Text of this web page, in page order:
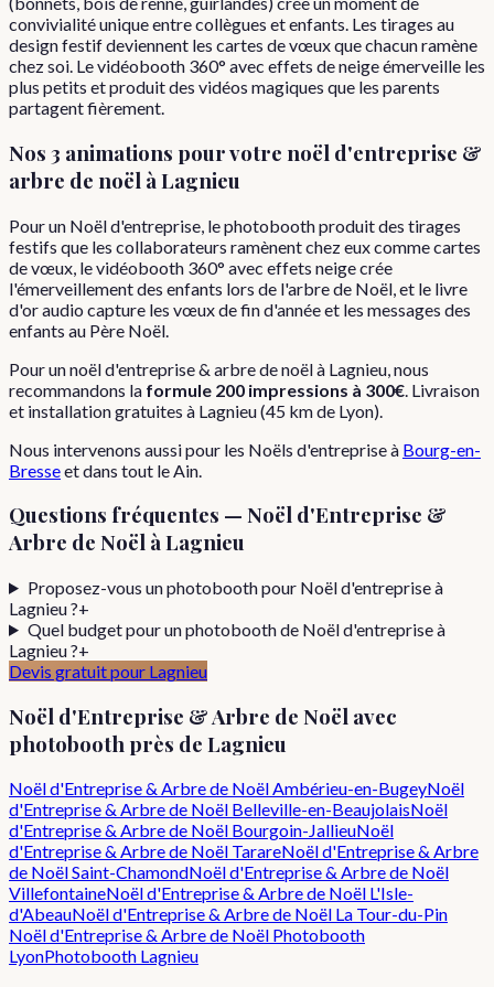
convivialité unique entre collègues et enfants. Les tirages au
design festif deviennent les cartes de vœux que chacun ramène
chez soi. Le vidéobooth 360° avec effets de neige émerveille les
plus petits et produit des vidéos magiques que les parents
partagent fièrement.
Nos 3 animations pour votre noël d'entreprise &
arbre de noël à Lagnieu
Pour un Noël d'entreprise, le photobooth produit des tirages
festifs que les collaborateurs ramènent chez eux comme cartes
de vœux, le vidéobooth 360° avec effets neige crée
l'émerveillement des enfants lors de l'arbre de Noël, et le livre
d'or audio capture les vœux de fin d'année et les messages des
enfants au Père Noël.
Pourunnoël d'entreprise & arbre de noëlà Lagnieu , nous
recommandons la formule 200 impressions à 300€ . Livraison
et installation gratuites à Lagnieu(45 km de Lyon).
Nous intervenons aussi pour les Noëls d'entrepriseà Bourg-en-
Bresseet dans tout le Ain
Questions fréquentes — Noël d'Entreprise &
Arbre de Noël àLagnieu
Proposez-vous un photobooth pour Noël d'entreprise à
Lagnieu ?+
Quel budget pour un photobooth de Noël d'entreprise à
Lagnieu ?+
Devis gratuit pour Lagnieu
Noël d'Entreprise & Arbre de Noël avec
photobooth près de Lagnieu
Noël d'Entreprise & Arbre de NoëlAmbérieu-en-BugeyNoël
d'Entreprise & Arbre de Noël Belleville-en-BeaujolaisNoël
d'Entreprise & Arbre de Noël Bourgoin-JallieuNoël
d'Entreprise & Arbre de Noël TarareNoël d'Entreprise & Arbre
de NoëlSaint-ChamondNoël d'Entreprise & Arbre de Noël
VillefontaineNoël d'Entreprise & Arbre de Noël L'Isle-
d'AbeauNoël d'Entreprise & Arbre de Noël La Tour-du-Pin
Noël d'Entreprise & Arbre de Noël Photobooth
LyonPhotobooth Lagnieu